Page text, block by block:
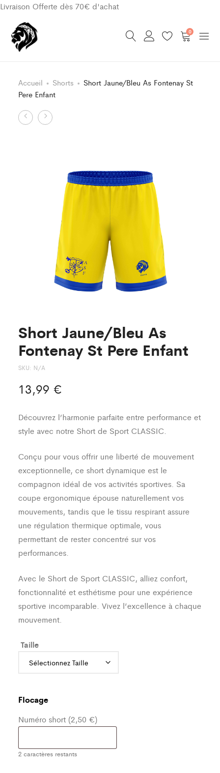
Livraison Offerte dès 70€ d'achat
0
Accueil Shorts
Short Jaune/Bleu As Fontenay St
Pere Enfant
Product
Sous
Fontenay
Short
Short Jaune/Bleu As
Fontenay St Pere Enfant
SKU: N/A
13,99 €
Découvrez l’harmonie parfaite entre performance et
style avec notre Short de Sport CLASSIC.
Conçu pour vous offrir une liberté de mouvement
exceptionnelle, ce short dynamique est le
compagnon idéal de vos activités sportives. Sa
coupe ergonomique épouse naturellement vos
mouvements, tandis que le tissu respirant assure
une régulation thermique optimale, vous
permettant de rester concentré sur vos
performances.
Avec le Short de Sport CLASSIC, alliez confort,
fonctionnalité et esthétisme pour une expérience
sportive incomparable. Vivez l’excellence à chaque
mouvement.
Taille
Flocage
Numéro short (2,50 €)
2 caractères restants